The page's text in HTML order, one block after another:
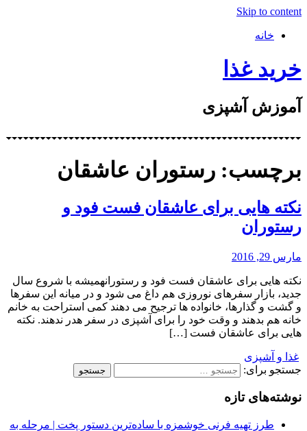
Skip to content
خانه
خرید غذا
آموزش آشپزی
برچسب: رستوران عاشقان
نکته هایی برای عاشقان فست فود و
رستوران
مارس 29, 2016
نکته هایی برای عاشقان فست فود و رستورانهمیشه با شروع سال
جدید، بازار سفرهای نوروزی هم داغ می شود و در میانه این سفرها
و گشت و گذارها، خانواده ها ترجیح می دهند کمی استراحت به خانم
خانه هم بدهند و وقت خود را برای آشپزی در سفر هدر ندهند. نکته
هایی برای عاشقان فست […]
غذا و آشپزی
جستجو برای:
نوشته‌های تازه
طرز تهیه فرنی خوشمزه با ساده‌ترین دستور پخت | مرحله به